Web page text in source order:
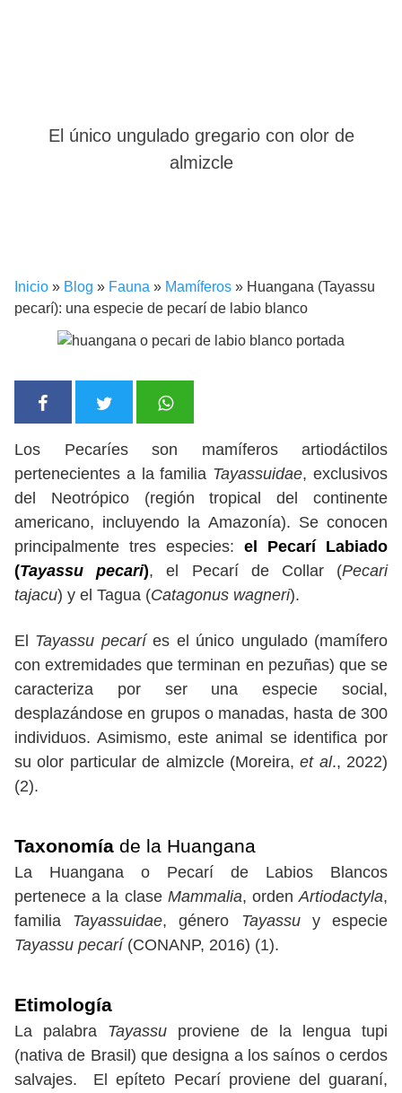
El único ungulado gregario con olor de
almizcle
Inicio » Blog » Fauna » Mamíferos » Huangana (Tayassu
pecarí): una especie de pecarí de labio blanco
Los Pecaríes son mamíferos artiodáctilos
pertenecientes a la familia Tayassuidae, exclusivos
del Neotrópico (región tropical del continente
americano, incluyendo la Amazonía). Se conocen
principalmente tres especies: el Pecarí Labiado
(Tayassu pecari), el Pecarí de Collar (Pecari
tajacu) y el Tagua (Catagonus wagneri).
El Tayassu pecaríes el único ungulado (mamífero
con extremidades que terminan en pezuñas) que se
caracteriza por ser una especie social,
desplazándose en grupos o manadas, hasta de 300
individuos. Asimismo, este animal se identifica por
su olor particular de almizcle (Moreira,et al., 2022)
(2).
Taxonomía de la Huangana
La Huangana o Pecarí de Labios Blancos
pertenece a la clase Mammalia, ordenArtiodactyla,
familia Tayassuidae, género Tayassuy especie
Tayassu pecarí(CONANP, 2016) (1).
Etimología
La palabra Tayassu proviene de la lengua tupi
(nativa de Brasil) que designa a los saínos o cerdos
salvajes. El epíteto Pecarí proviene del guaraní,